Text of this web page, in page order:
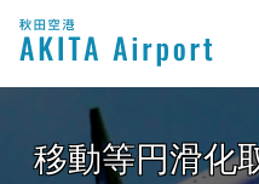
移動等円滑化